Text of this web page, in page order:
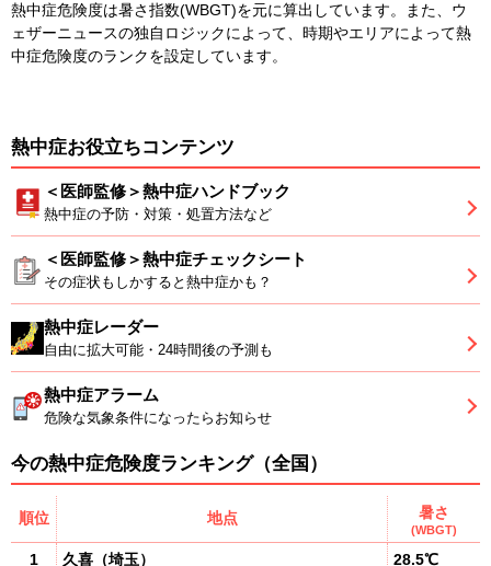
熱中症危険度は暑さ指数(WBGT)を元に算出しています。また、ウ
ェザーニュースの独自ロジックによって、時期やエリアによって熱
中症危険度のランクを設定しています。
熱中症お役立ちコンテンツ
＜医師監修＞熱中症ハンドブック
熱中症の予防・対策・処置方法など
＜医師監修＞熱中症チェックシート
その症状もしかすると熱中症かも？
熱中症レーダー
自由に拡大可能・24時間後の予測も
熱中症アラーム
危険な気象条件になったらお知らせ
今の熱中症危険度ランキング（全国）
順位 地点 暑さ
(WBGT)
1 久喜 （埼玉） 28.5℃